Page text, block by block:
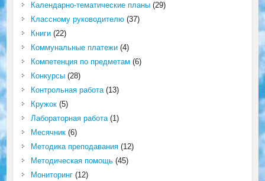
Календарно-тематические планы(29)
Классному руководителю(37)
Книги(22)
Коммунальные платежи(4)
Компетенция по предметам (6)
Конкурсы(28)
Контрольная работа(13)
Кружок(5)
Лабораторная работа(1)
Месячник(6)
Методика преподавания(12)
Методическая помощь(45)
Мониторинг(12)